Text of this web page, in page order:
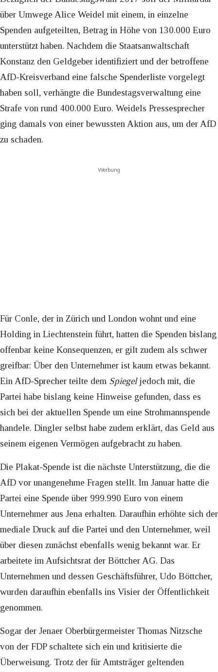
über Umwege Alice Weidel mit einem, in einzelne
Spenden aufgeteilten, Betrag in Höhe von 130.000 Euro
unterstützt haben. Nachdem die Staatsanwaltschaft
Konstanz den Geldgeber identifiziert und der betroffene
AfD-Kreisverband eine falsche Spenderliste vorgelegt
haben soll, verhängte die Bundestagsverwaltung eine
Strafe von rund 400.000 Euro. Weidels Pressesprecher
ging damals von einer bewussten Aktion aus, um der AfD
zu schaden.
Werbung
Für Conle, der in Zürich und London wohnt und eine
Holding in Liechtenstein führt, hatten die Spenden bislang
offenbar keine Konsequenzen, er gilt zudem als schwer
greifbar: Über den Unternehmer ist kaum etwas bekannt.
Ein AfD-Sprecher teilte dem Spiegeljedoch mit, die
Partei habe bislang keine Hinweise gefunden, dass es
sich bei der aktuellen Spende um eine Strohmannspende
handele. Dingler selbst habe zudem erklärt, das Geld aus
seinem eigenen Vermögen aufgebracht zu haben.
Die Plakat-Spende ist die nächste Unterstützung, die die
AfD vor unangenehme Fragen stellt. Im Januar hatte die
Partei eine Spende über 999.990 Euro von einem
Unternehmer aus Jena erhalten. Daraufhin erhöhte sich der
mediale Druck auf die Partei und den Unternehmer, weil
über diesen zunächst ebenfalls wenig bekannt war. Er
arbeitete im Aufsichtsrat der Böttcher AG. Das
Unternehmen und dessen Geschäftsführer, Udo Böttcher,
wurden daraufhin ebenfalls ins Visier der Öffentlichkeit
genommen.
Sogar der Jenaer Oberbürgermeister Thomas Nitzsche
von der FDP schaltete sich ein und kritisierte die
Überweisung. Trotz der für Amtsträger geltenden